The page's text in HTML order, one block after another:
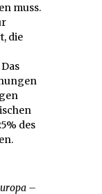
muss.
die
des
–